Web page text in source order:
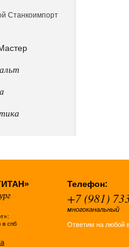
Станкоимпорт
в спб
Телефон:
+7 (981)
многоканальный
Ответим на любой